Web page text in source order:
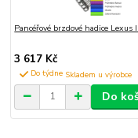
Pancéřové brzdové hadice Lexus
3 617 Kč
Do týdne
Do